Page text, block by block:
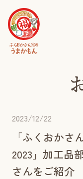
2023/12/22
「ふくおかさ
2023」加工品
さんをご紹介